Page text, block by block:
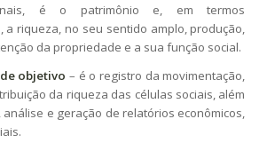
é o patrimônio e, em termos
a riqueza, no seu sentido amplo, produção,
da propriedade e a sua função social.
objetivo – é o registro da movimentação,
da riqueza das células sociais, além
e geração de relatórios econômicos,